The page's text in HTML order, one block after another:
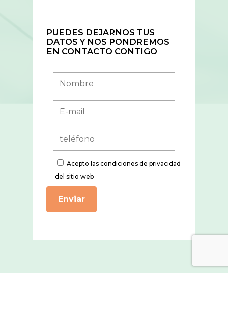
PUEDES DEJARNOS TUS
DATOS Y NOS PONDREMOS
EN CONTACTO CONTIGO
Acepto las condiciones de privacidad
del sitio web